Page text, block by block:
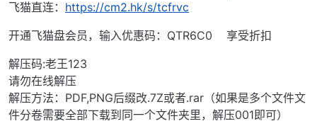
飞猫直连： https://cm2.hk/s/tcfrvc
开通飞猫盘会员，输入优惠码：QTR6C0 享受折扣
解压码:老王123
请勿在线解压
解压方法：PDF,PNG后缀改.7Z或者.rar（如果是多个文件文
件分卷需要全部下载到同一个文件夹里，解压001即可）